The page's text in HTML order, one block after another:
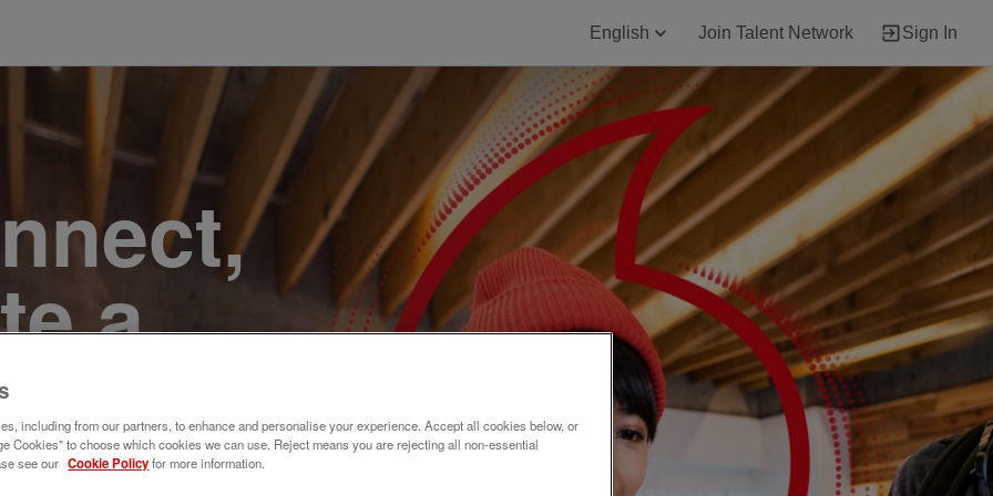
English Join Talent Network Sign In
a
Join
including from our partners, to enhance and personalise your experience. Accept all cookies below, or
Cookies" to choose which cookies we can use. Reject means you are rejecting all non-essential
see our Cookie Policyfor more information.